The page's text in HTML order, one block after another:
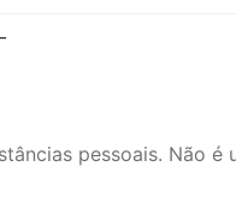
pessoais. Não